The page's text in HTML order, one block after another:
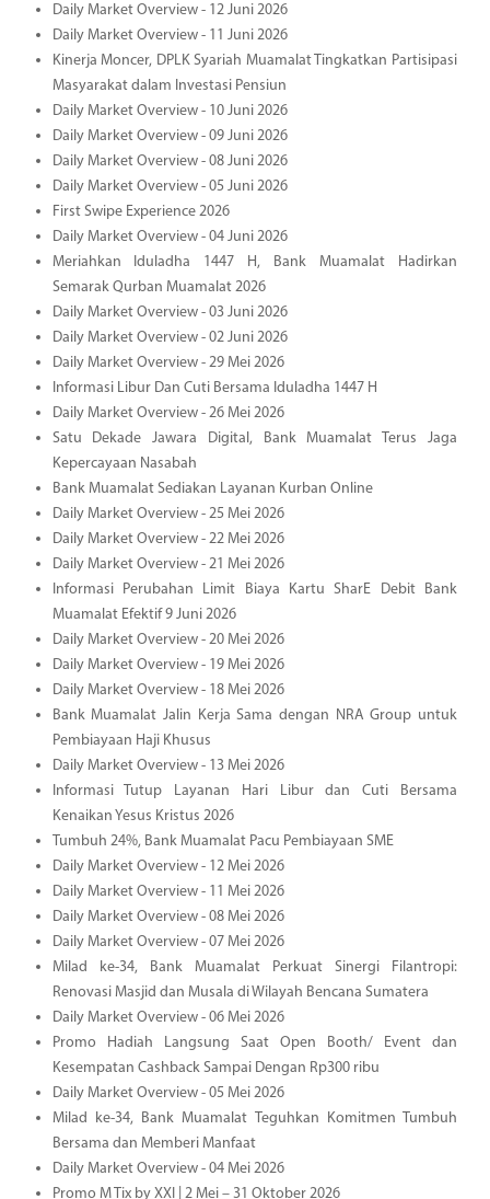
Daily Market Overview - 12 Juni 2026
Daily Market Overview - 11 Juni 2026
Kinerja Moncer, DPLK Syariah Muamalat Tingkatkan Partisipasi
Masyarakat dalam Investasi Pensiun
Daily Market Overview - 10 Juni 2026
Daily Market Overview - 09 Juni 2026
Daily Market Overview - 08 Juni 2026
Daily Market Overview - 05 Juni 2026
First Swipe Experience 2026
Daily Market Overview - 04 Juni 2026
Meriahkan Iduladha 1447 H, Bank Muamalat Hadirkan
Semarak Qurban Muamalat 2026
Daily Market Overview - 03 Juni 2026
Daily Market Overview - 02 Juni 2026
Daily Market Overview - 29 Mei 2026
Informasi Libur Dan Cuti Bersama Iduladha 1447 H
Daily Market Overview - 26 Mei 2026
Satu Dekade Jawara Digital, Bank Muamalat Terus Jaga
Kepercayaan Nasabah
Bank Muamalat Sediakan Layanan Kurban Online
Daily Market Overview - 25 Mei 2026
Daily Market Overview - 22 Mei 2026
Daily Market Overview - 21 Mei 2026
Informasi Perubahan Limit Biaya Kartu SharE Debit Bank
Muamalat Efektif 9 Juni 2026
Daily Market Overview - 20 Mei 2026
Daily Market Overview - 19 Mei 2026
Daily Market Overview - 18 Mei 2026
Bank Muamalat Jalin Kerja Sama dengan NRA Group untuk
Pembiayaan Haji Khusus
Daily Market Overview - 13 Mei 2026
Informasi Tutup Layanan Hari Libur dan Cuti Bersama
Kenaikan Yesus Kristus 2026
Tumbuh 24%, Bank Muamalat Pacu Pembiayaan SME
Daily Market Overview - 12 Mei 2026
Daily Market Overview - 11 Mei 2026
Daily Market Overview - 08 Mei 2026
Daily Market Overview - 07 Mei 2026
Milad ke-34, Bank Muamalat Perkuat Sinergi Filantropi:
Renovasi Masjid dan Musala di Wilayah Bencana Sumatera
Daily Market Overview - 06 Mei 2026
Promo Hadiah Langsung Saat Open Booth/ Event dan
Kesempatan Cashback Sampai Dengan Rp300 ribu
Daily Market Overview - 05 Mei 2026
Milad ke-34, Bank Muamalat Teguhkan Komitmen Tumbuh
Bersama dan Memberi Manfaat
Daily Market Overview - 04 Mei 2026
Promo M Tix by XXI | 2 Mei – 31 Oktober 2026